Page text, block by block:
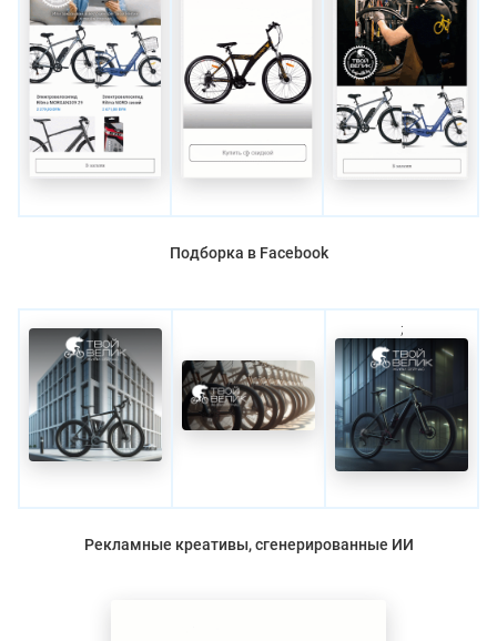
Подборка в Facebook
;
Рекламные креативы, сгенерированные ИИ